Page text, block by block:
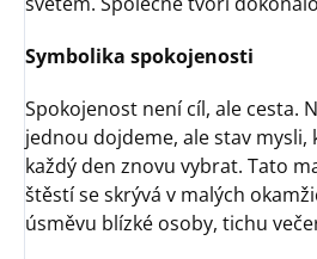
Symbolika spokojenosti
Spokojenost není cíl, ale cesta.
jednou dojdeme, ale stav mysli,
každý den znovu vybrat. Tato
štěstí se skrývá v malých
úsměvu blízké osoby, tichu